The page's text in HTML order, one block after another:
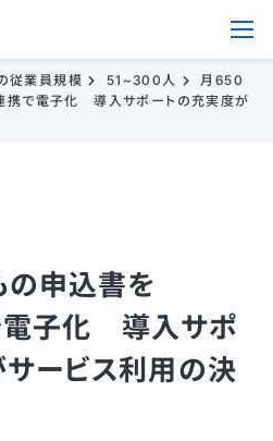
従業員規模 51~300人
月650
で電子化 導入サポートの充実度が
申込書を
子化 導入サポ
ービス利用の決